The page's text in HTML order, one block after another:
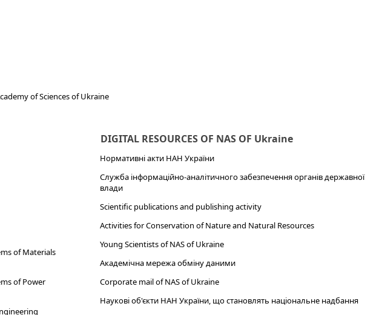
of Sciences of Ukraine
of Materials
of Power
DIGITAL RESOURCES OF NAS OF Ukraine
Нормативні акти НАН України
Служба інформаційно-аналітичного забезпечення органів державної
влади
Scientific publications and publishing activity
Activities for Conservation of Nature and Natural Resources
Young Scientists of NAS of Ukraine
Академічна мережа обміну даними
Corporate mail of NAS of Ukraine
Наукові об'єкти НАН України, що становлять національне надбання